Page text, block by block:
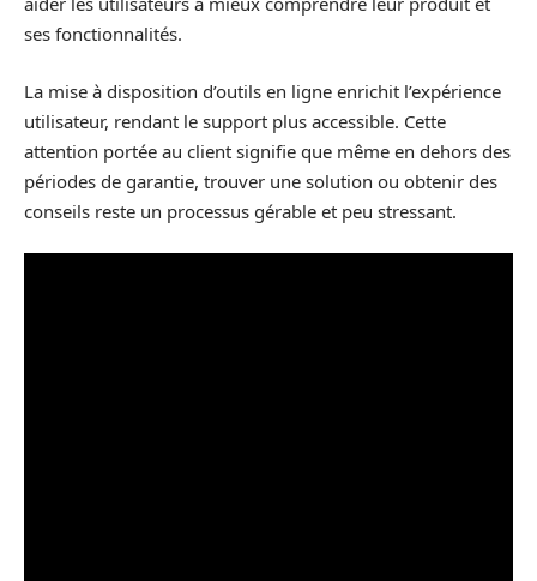
ses fonctionnalités.
La mise à disposition d’outils en ligne enrichit l’expérience
utilisateur, rendant le support plus accessible. Cette
attention portée au client signifie que même en dehors des
périodes de garantie, trouver une solution ou obtenir des
conseils reste un processus gérable et peu stressant.